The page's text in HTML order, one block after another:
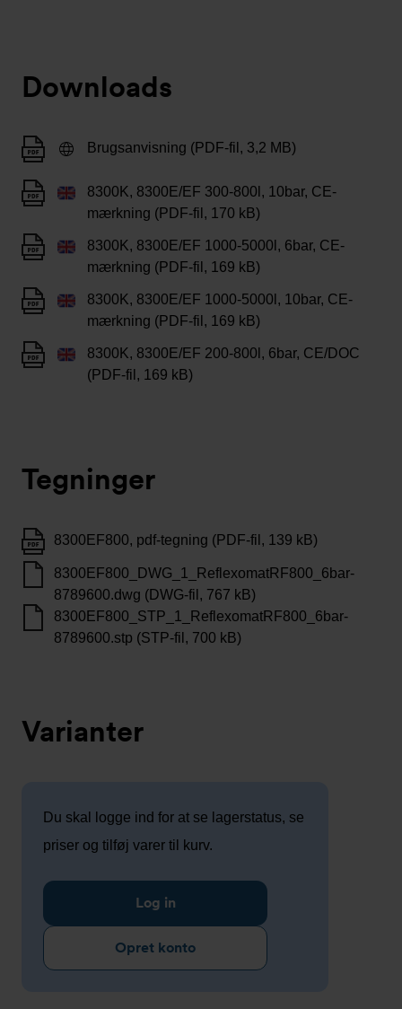
Downloads
Brugsanvisning (PDF-fil, 3,2 MB)
8300K, 8300E/EF 300-800l, 10bar, CE-
mærkning (PDF-fil, 170 kB)
8300K, 8300E/EF 1000-5000l, 6bar, CE-
mærkning (PDF-fil, 169 kB)
8300K, 8300E/EF 1000-5000l, 10bar, CE-
mærkning (PDF-fil, 169 kB)
8300K, 8300E/EF 200-800l, 6bar, CE/DOC
(PDF-fil, 169 kB)
Tegninger
8300EF800, pdf-tegning (PDF-fil, 139 kB)
8300EF800_DWG_1_ReflexomatRF800_6bar-
8789600.dwg (DWG-fil, 767 kB)
8300EF800_STP_1_ReflexomatRF800_6bar-
8789600.stp (STP-fil, 700 kB)
Varianter
Du skal logge ind for at se lagerstatus, se
priser og tilføj varer til kurv.
Log in
Opret konto